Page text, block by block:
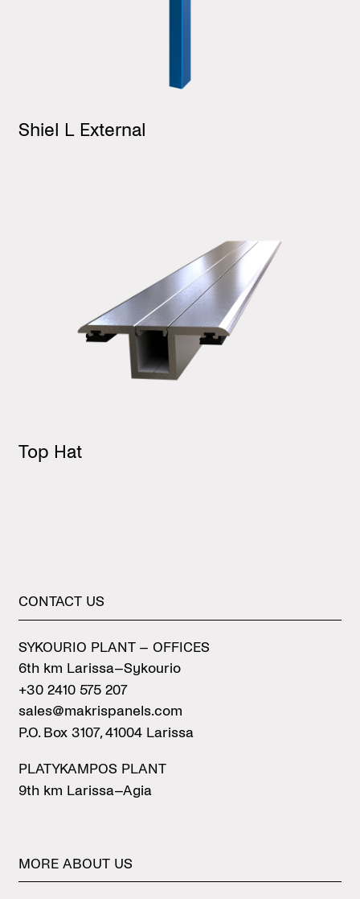
Shiel L External
Top Hat
CONTACT US
SYKOURIO PLANT – OFFICES
6th km Larissa–Sykourio
+30 2410 575 207
sales@makrispanels.com
P.O. Box 3107, 41004 Larissa
PLATYKAMPOS PLANT
9th km Larissa–Agia
MORE ABOUT US